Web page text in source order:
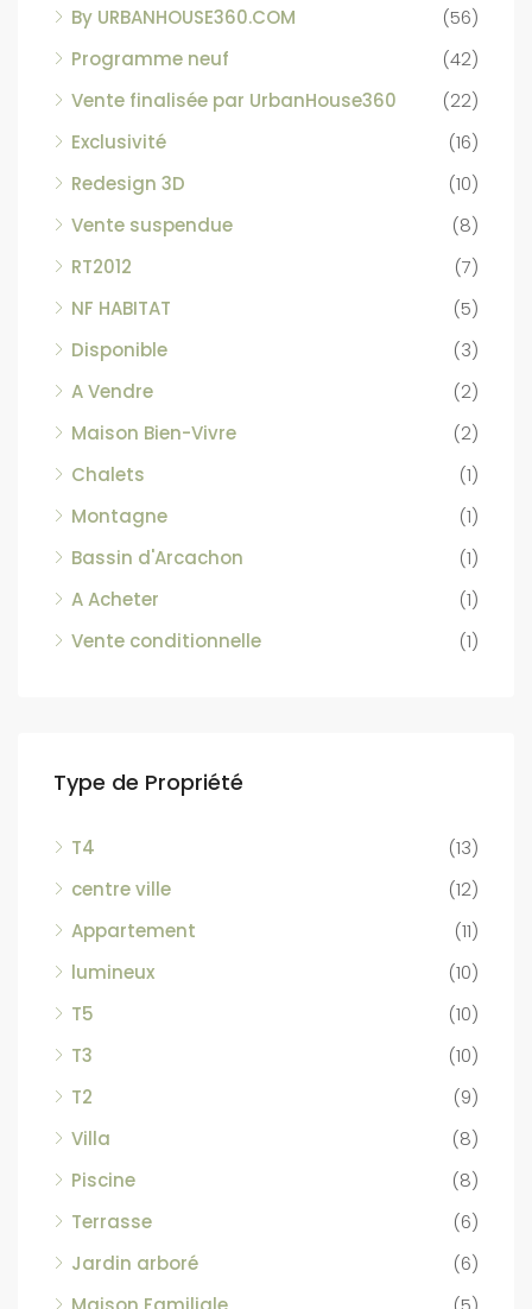
By URBANHOUSE360.COM
(56)
Programme neuf
(42)
Vente finalisée par UrbanHouse360
(22)
Exclusivité
(16)
Redesign 3D
(10)
Vente suspendue
(8)
RT2012
(7)
NF HABITAT
(5)
Disponible
(3)
A Vendre
(2)
Maison Bien-Vivre
(2)
Chalets
(1)
Montagne
(1)
Bassin d'Arcachon
(1)
A Acheter
(1)
Vente conditionnelle
(1)
Type de Propriété
T4
(13)
centre ville
(12)
Appartement
(11)
lumineux
(10)
T5
(10)
T3
(10)
T2
(9)
Villa
(8)
Piscine
(8)
Terrasse
(6)
Jardin arboré
(6)